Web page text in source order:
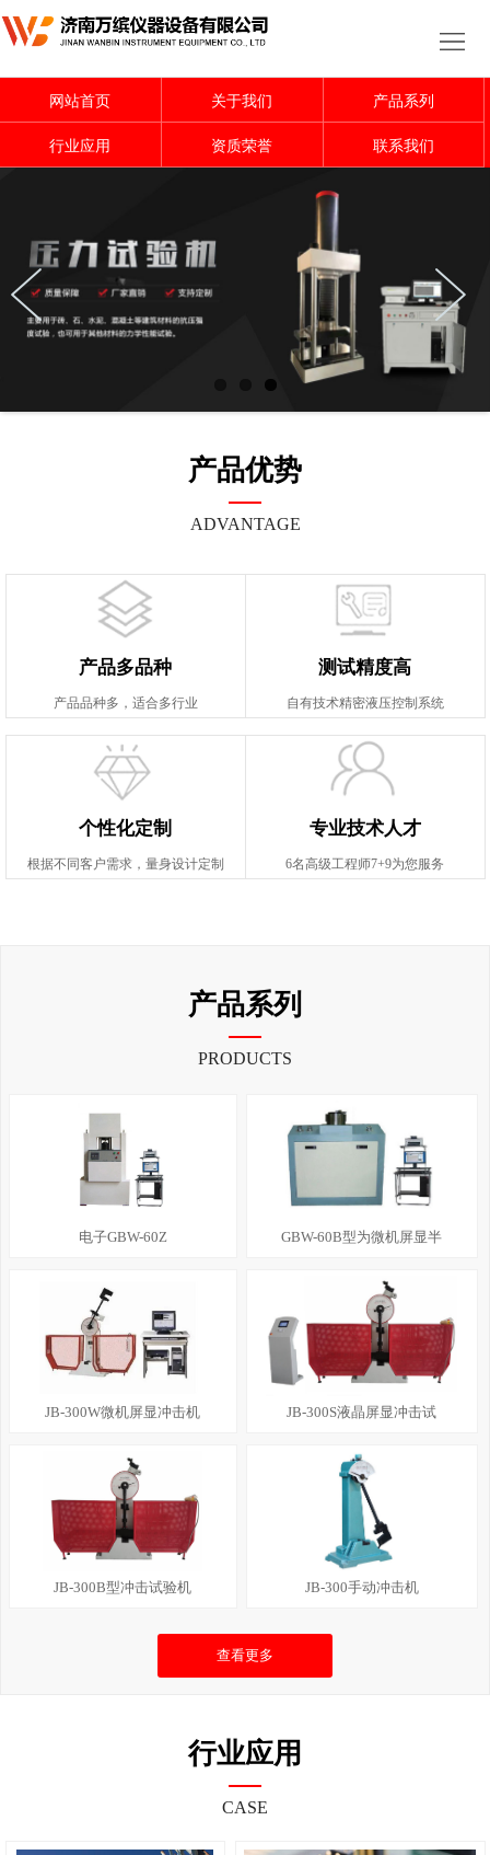
网
站
首
页
关
于
我
产
网站首页 关于我们 产品系列
行业应用 资质荣誉 联系我们
产品优势
ADVANTAGE
产品多品种
产品品种多，适合多行业
测试精度高
自有技术精密液压控制系统
个性化定制
根据不同客户需求，量身设计定制
专业技术人才
6名高级工程师7+9为您服务
产品系列
PRODUCTS
电子GBW-60Z GBW-60B型为微机屏显半
JB-300W微机屏显冲击机 JB-300S液晶屏显冲击试
JB-300B型冲击试验机 JB-300手动冲击机
查看更多
行业应用
CASE